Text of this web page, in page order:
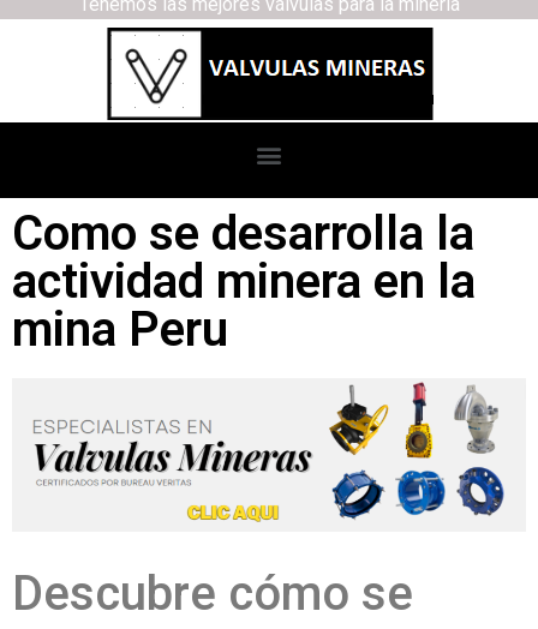
Como se desarrolla la
actividad minera en la
mina Peru
Descubre cómo se